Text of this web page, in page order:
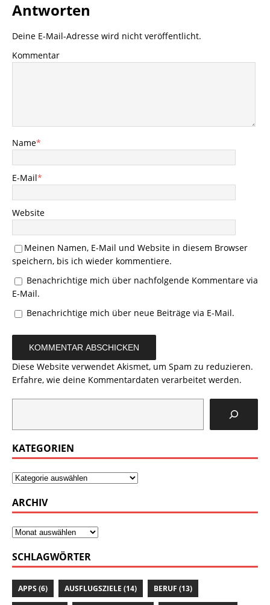
Antworten
Deine E-Mail-Adresse wird nicht veröffentlicht.
Kommentar
Name*
E-Mail*
Website
Meinen Namen, E-Mail und Website in diesem Browser
speichern, bis ich wieder kommentiere.
Benachrichtige mich über nachfolgende Kommentare via
E-Mail.
Benachrichtige mich über neue Beiträge via E-Mail.
Diese Website verwendet Akismet, um Spam zu reduzieren.
Erfahre, wie deine Kommentardaten verarbeitet werden.
KATEGORIEN
ARCHIV
SCHLAGWÖRTER
APPS (6) AUSFLUGSZIELE (14) BERUF (13)